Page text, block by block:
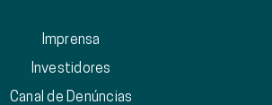
Imprensa
Investidores
Canal de Denúncias